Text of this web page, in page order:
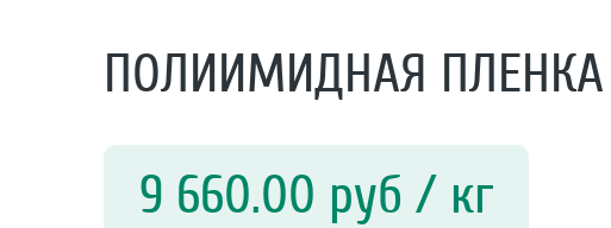
ПОЛИИМИДНАЯ
9 660.00 руб / кг